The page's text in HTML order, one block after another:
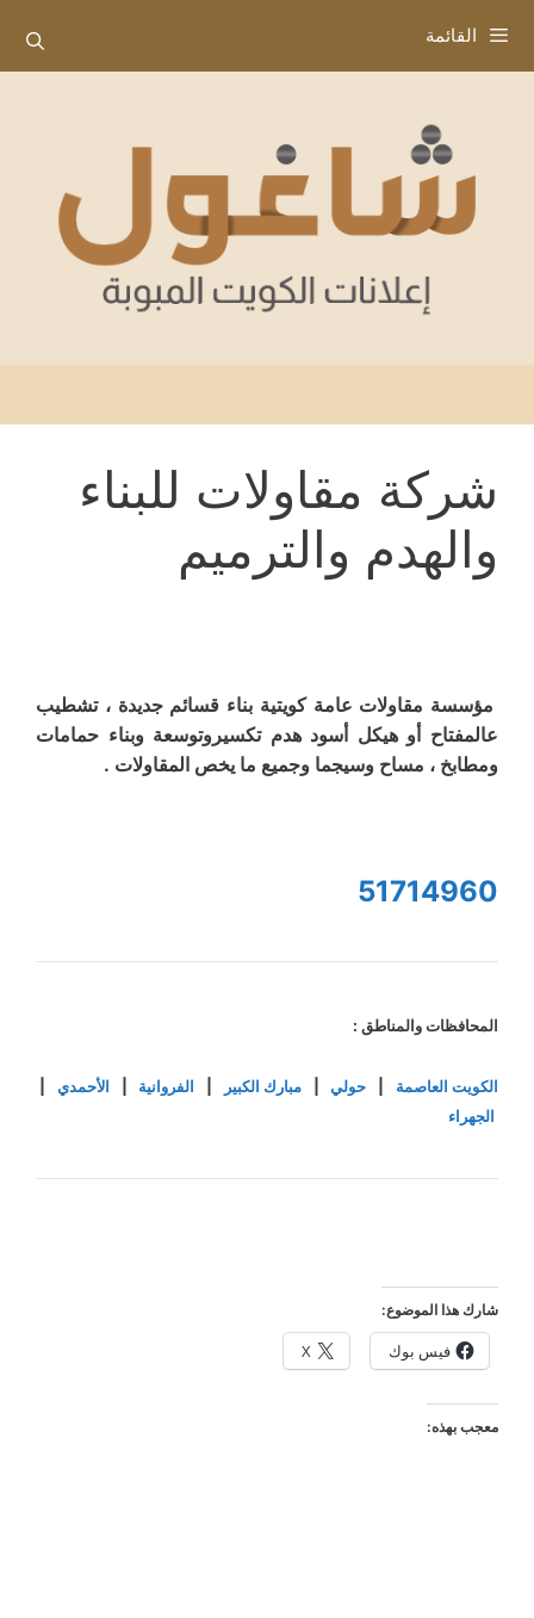
إلى
المحتوى
القائمة
شركة مقاولات للبناء
والهدم والترميم
مؤسسة مقاولات عامة كويتية بناء قسائم جديدة ، تشطيب
عالمفتاح أو هيكل أسود هدم تكسيروتوسعة وبناء حمامات
ومطابخ ، مساح وسيجما وجميع ما يخص المقاولات .
51714960
المحافظات والمناطق :
الكويت العاصمة حولي|مبارك الكبير الفروانية الأحمدي
الجهراء
شارك هذا الموضوع:
فيس بوك X
معجب بهذه: